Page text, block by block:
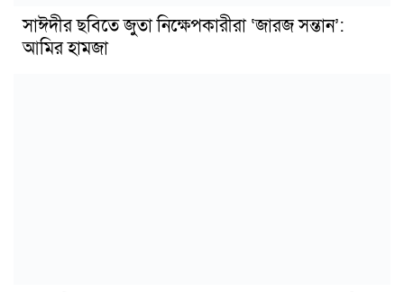
সাঈদীর ছবিতে জুতা নিক্ষেপকারীরা ‘জারজ সন্তান’:
আমির হামজা